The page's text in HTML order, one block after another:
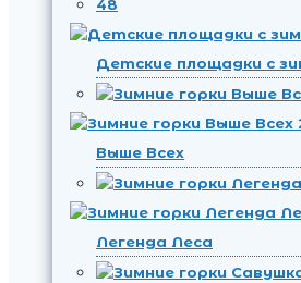
Детские площадки с
Выше Всех
Легенда Леса